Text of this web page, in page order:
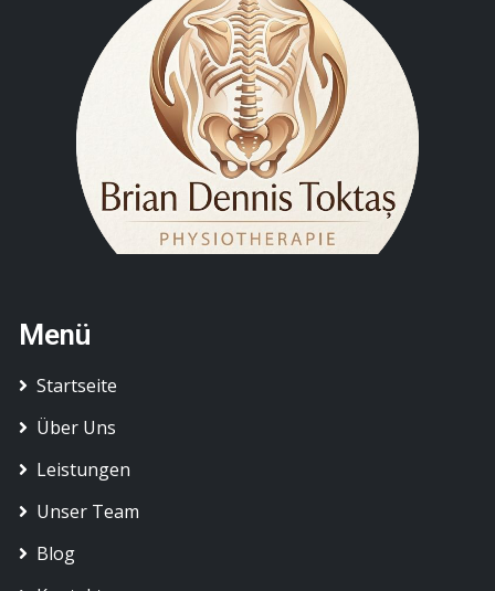
Menü
Startseite
Über Uns
Leistungen
Unser Team
Blog